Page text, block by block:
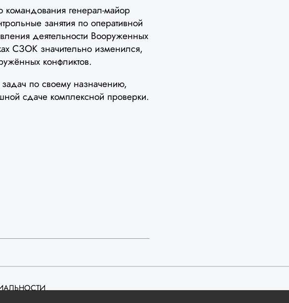
командования генерал-майор
занятия по оперативной
деятельности Вооруженных
СЗОК значительно изменился,
конфликтов.
по своему назначению,
сдаче комплексной проверки.